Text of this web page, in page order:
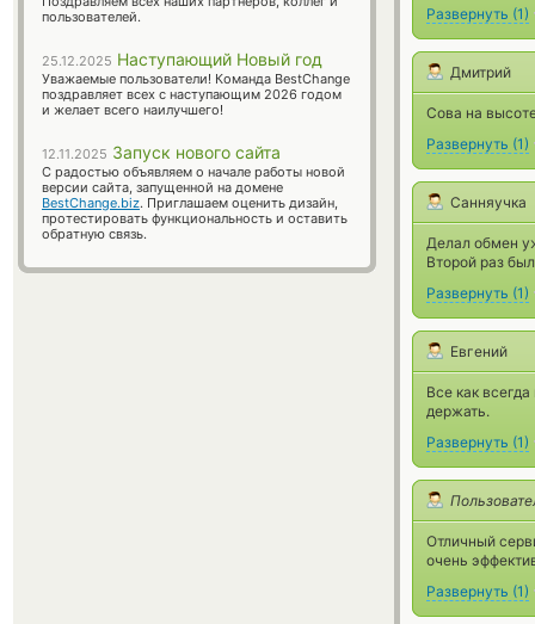
Развернуть (1)
Дмитрий
Сова на
Развернуть (1)
Санняучка
Делал обмен
Второй раз
Развернуть (1)
Евгений
Все как
держать.
Развернуть (1)
Отличный
очень
Развернуть (1)
пользователей.
25.12.2025 Наступающий Новый год
Уважаемые пользователи! Команда BestChange
поздравляет всех с наступающим 2026 годом
и желает всего наилучшего!
12.11.2025 Запуск нового сайта
С радостью объявляем о начале работы новой
версии сайта, запущенной на домене
BestChange.biz. Приглашаем оценить дизайн,
протестировать функциональность и оставить
обратную связь.